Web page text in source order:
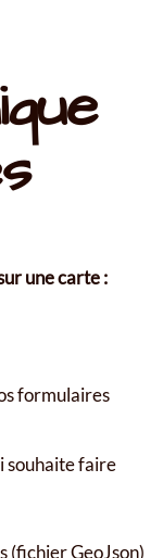
une carte :
formulaires
souhaite faire
(fichier GeoJson)